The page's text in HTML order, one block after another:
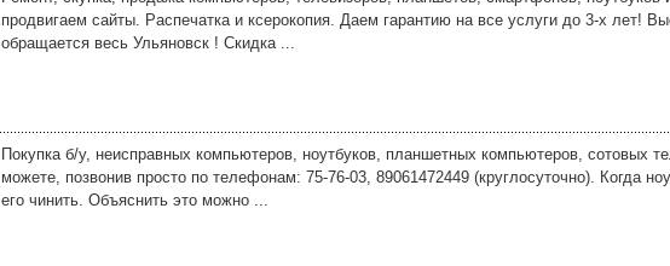
продвигаем сайты. Распечатка и ксерокопия. Даем гарантию на все услуги до 3-х лет!
обращается весь Ульяновск ! Скидка ...
Покупка б/у, неисправных компьютеров, ноутбуков, планшетных компьютеров, сотовых
можете, позвонив просто по телефонам: 75-76-03, 89061472449 (круглосуточно). Когда
его чинить. Объяснить это можно ...